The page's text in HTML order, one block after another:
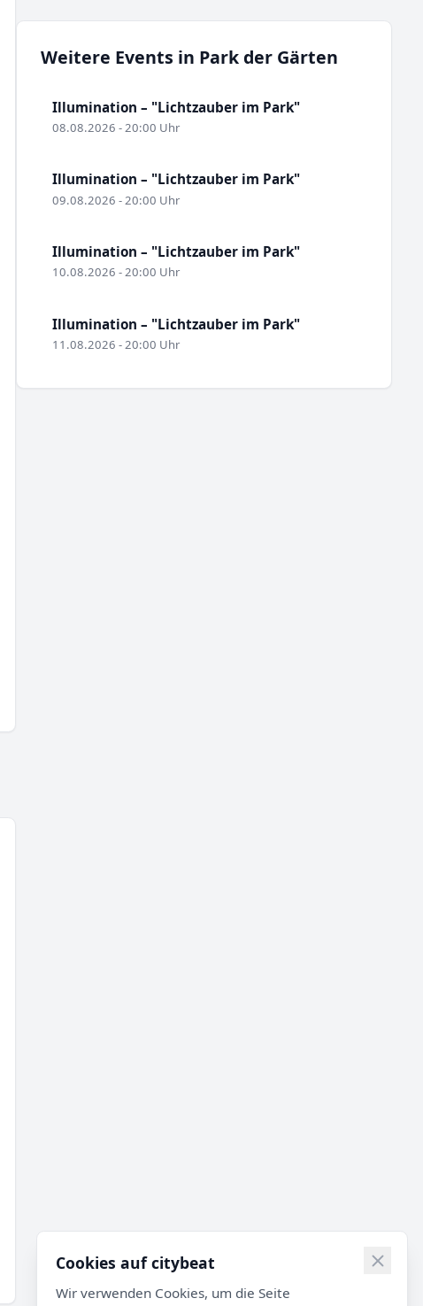
Weitere Events in Park der Gärten
Illumination – "Lichtzauber im Park"
08.08.2026 - 20:00 Uhr
Illumination – "Lichtzauber im Park"
09.08.2026 - 20:00 Uhr
Illumination – "Lichtzauber im Park"
10.08.2026 - 20:00 Uhr
Illumination – "Lichtzauber im Park"
11.08.2026 - 20:00 Uhr
Cookies auf citybeat
Wir verwenden Cookies, um die Seite